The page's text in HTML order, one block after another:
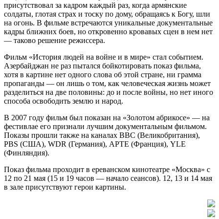
присутствовал за кадром каждый раз, когда армянские
солдаты, глотая страх и тоску по дому, обращаясь к Богу, шли
на огонь. В фильме встречаются уникальные документальные
кадры ближних боев, но откровенно кровавых сцен в нем нет
— таково решение режиссера.
Фильм «История людей на войне и в мире» стал событием.
Азербайджан не раз пытался бойкотировать показ фильма,
хотя в картине нет одного слова об этой стране, ни грамма
пропаганды — он лишь о том, как человеческая жизнь может
разделиться на две половины: до и после войны, но нет иного
способа освободить землю и народ.
В 2007 году фильм был показан на «Золотом абрикосе» — на
фестивлае его признали лучшим документальным фильмом.
Показы прошли также на каналах BBC (Великобритания),
PBS (США), WDR (Германия), АРТЕ (Франция), YLE
(Финляндия).
Показ фильма проходит в ереванском кинотеатре «Москва» с
12 по 21 мая (15 и 19 часов — начало сеансов). 12, 13 и 14 мая
в зале присутствуют герои картины.